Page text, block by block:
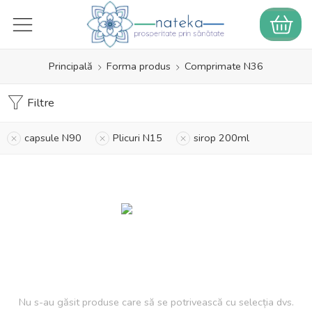
Principală Forma produs Comprimate N36
Filtre
capsule N90 Plicuri N15 sirop 200ml
Nu s-au găsit produse care să se potrivească cu selecția dvs.